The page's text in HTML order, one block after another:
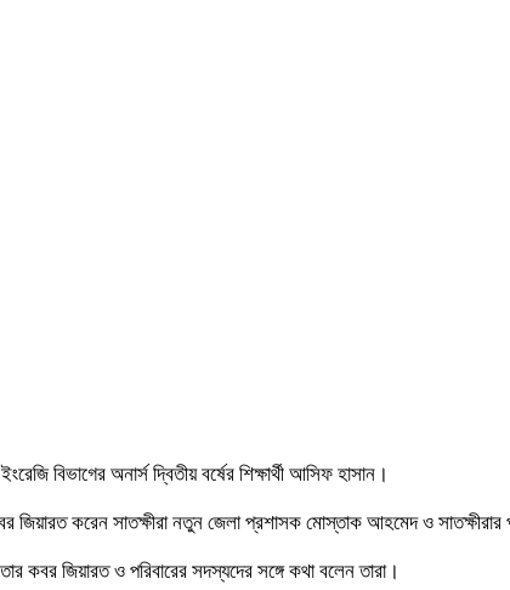
বিভাগের অনার্স দ্বিতীয় বর্ষের শিক্ষার্থী আসিফ হাসান।
জিয়ারত করেন সাতক্ষীরা নতুন জেলা প্রশাসক মোস্তাক আহমেদ ও
কবর জিয়ারত ও পরিবারের সদস্যদের সঙ্গে কথা বলেন তারা।